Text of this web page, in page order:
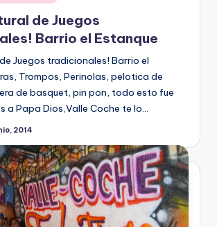
de Juegos
Barrio el Estanque
Juegos tradicionales! Barrio el
Trompos, Perinolas, pelotica de
de basquet, pin pon, todo esto fue
a Papa Dios,Valle Coche te lo…
2014